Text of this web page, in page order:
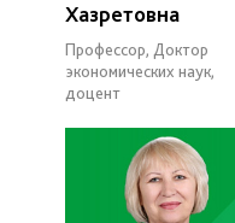
Хазретовна
Профессор, Доктор
экономических наук,
доцент